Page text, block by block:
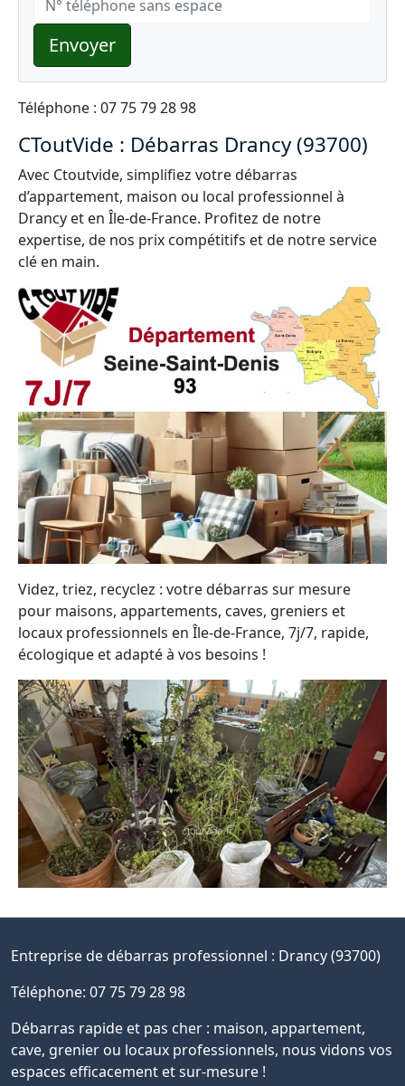
Envoyer
Téléphone : 07 75 79 28 98
CToutVide : Débarras Drancy (93700)
Avec Ctoutvide, simplifiez votre débarras
d’appartement, maison ou local professionnel à
Drancy et en Île-de-France. Profitez de notre
expertise, de nos prix compétitifs et de notre service
clé en main.
Videz, triez, recyclez : votre débarras sur mesure
pour maisons, appartements, caves, greniers et
locaux professionnels en Île-de-France, 7j/7, rapide,
écologique et adapté à vos besoins !
Entreprise de débarras professionnel : Drancy (93700)
Téléphone: 07 75 79 28 98
Débarras rapide et pas cher : maison, appartement,
cave, grenier ou locaux professionnels, nous vidons vos
espaces efficacement et sur-mesure !